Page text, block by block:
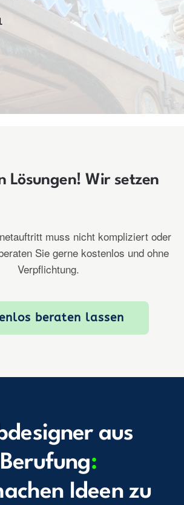
Lösungen! Wir setzen
muss nicht kompliziert oder
Sie gerne kostenlos und ohne
Verpflichtung.
beraten lassen
aus
Berufung:
Ideen zu